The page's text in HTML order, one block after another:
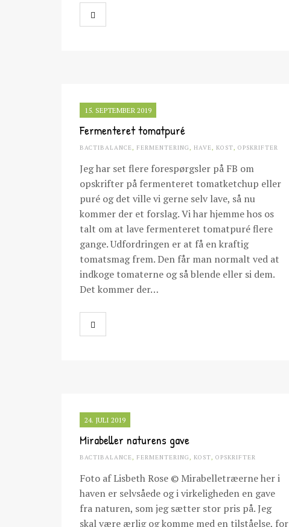
15. SEPTEMBER 2019
Fermenteret tomatpuré
BACTIBALANCE, FERMENTERING, HAVE, KOST, OPSKRIFTER
Jeg har set flere forespørgsler på FB om
opskrifter på fermenteret tomatketchup eller
puré og det ville vi gerne selv lave, så nu
kommer der et forslag. Vi har hjemme hos os
talt om at lave fermenteret tomatpuré flere
gange. Udfordringen er at få en kraftig
tomatsmag frem. Den får man normalt ved at
indkoge tomaterne og så blende eller si dem.
Det kommer der…
24. JULI 2019
Mirabeller naturens gave
BACTIBALANCE, FERMENTERING, KOST, OPSKRIFTER
Foto af Lisbeth Rose © Mirabelletræerne her i
haven er selvsåede og i virkeligheden en gave
fra naturen, som jeg sætter stor pris på. Jeg
skal være ærlig og komme med en tilståelse, for